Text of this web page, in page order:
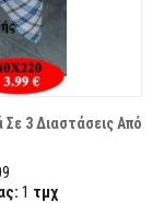
3 Διαστάσεις Από
1 τμχ